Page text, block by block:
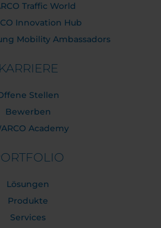
Traffic World
Innovation Hub
Mobility Ambassadors
KARRIERE
Stellen
Bewerben
Academy
Lösungen
Produkte
Services